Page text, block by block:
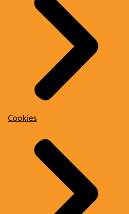
Cookies